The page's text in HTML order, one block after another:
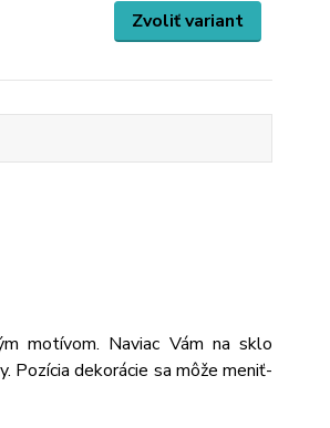
Zvoliť variant
motívom. Naviac Vám na sklo
Pozícia dekorácie sa môže meniť-